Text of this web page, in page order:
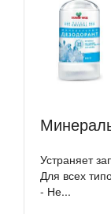
Устраняет
Для всех
- Не...